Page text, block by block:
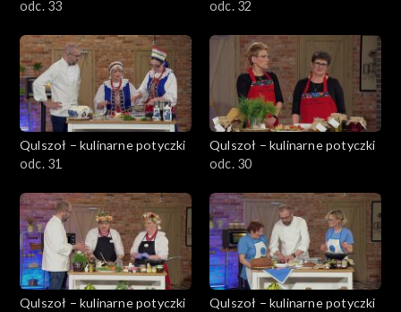
odc. 33 odc. 32
Qulszoł – kulinarne potyczki
odc. 31
Qulszoł – kulinarne potyczki
odc. 30
Qulszoł – kulinarne potyczki
Qulszoł – kulinarne potyczki